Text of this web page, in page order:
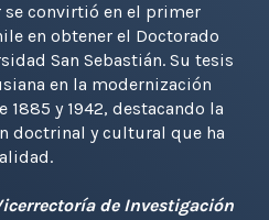
convirtió en el primer
en obtener el Doctorado
San Sebastián. Su tesis
en la modernización
y 1942, destacando la
doctrinal y cultural que ha
de Investigación